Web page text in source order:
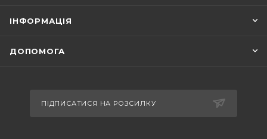
ІНФОРМАЦІЯ
ДОПОМОГА
ПІДПИСАТИСЯ НА РОЗСИЛКУ